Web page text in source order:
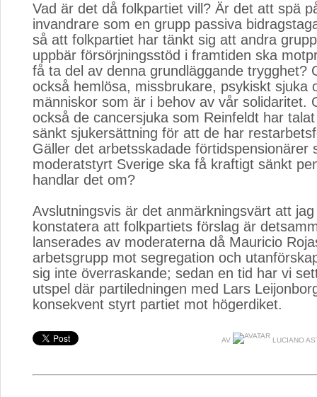
Vad är det då folkpartiet vill? Är det att spä
invandrare som en grupp passiva
så att folkpartiet har tänkt sig att andra
uppbär försörjningsstöd i framtiden ska
få ta del av denna grundläggande trygghet?
också hemlösa, missbrukare, psykiskt sjuka
människor som är i behov av vår solidaritet.
också de cancersjuka som Reinfeldt har
sänkt sjukersättning för att de har
Gäller det arbetsskadade förtidspensionärer
moderatstyrt Sverige ska få kraftigt sänkt
handlar det om?
Avslutningsvis är det anmärkningsvärt att
konstatera att folkpartiets förslag är
lanserades av moderaterna då Mauricio
arbetsgrupp mot segregation och
sig inte överraskande; sedan en tid har vi
utspel där partiledningen med Lars
konsekvent styrt partiet mot högerdiket.
AV LUCIANO